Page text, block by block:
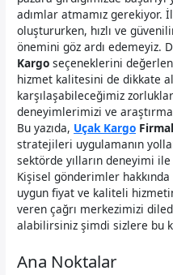
adımlar atmamız gerekiyor.
oluştururken, hızlı ve
önemini göz ardı edemeyiz.
Kargo seçeneklerini
hizmet kalitesini de dikkate
karşılaşabileceğimiz
deneyimlerimizi ve
Bu yazıda, Uçak Kargo
stratejileri uygulamanın
sektörde yılların deneyimi
Kişisel gönderimler
uygun fiyat ve kaliteli
veren çağrı merkezimizi
alabilirsiniz şimdi sizlere bu
Ana Noktalar